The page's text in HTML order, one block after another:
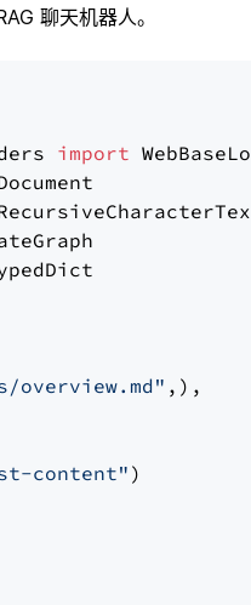
聊天机器人。
import
,),
content" )